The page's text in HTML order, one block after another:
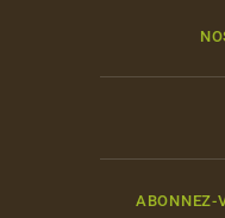
ABONNEZ-